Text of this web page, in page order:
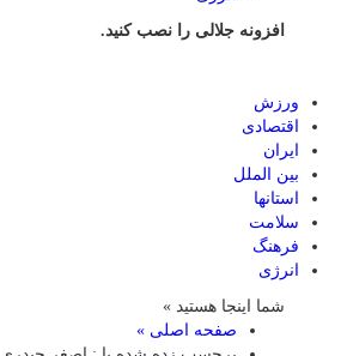
افزونه جلالی را نصب کنید.
ورزش
اقتصادی
ایران
بین الملل
استانها
سلامت
فرهنگ
انرژی
شما اینجا هستید »
صفحه اصلی »